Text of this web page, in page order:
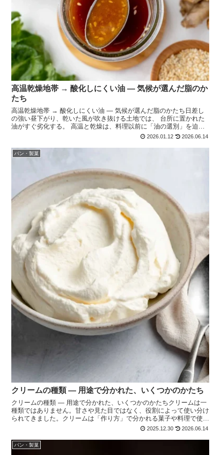
高温乾燥地帯 → 酸化しにくい油 ― 気候が選んだ脂のか
たち
高温乾燥地帯 → 酸化しにくい油 ― 気候が選んだ脂のかたち日差し
の強い昼下がり、乾いた風が吹き抜ける土地では、 台所に置かれた
油がすぐ劣化する。 高温と乾燥は、料理以前に「油の選別」を迫っ
てきました。なぜ「酸化しにくい油」が必要だったのか...
2026.01.12 2026.06.14
パン・製菓
クリームの種類 ― 用途で分かれた、いくつかのかたち
クリームの種類 ― 用途で分かれた、いくつかのかたちクリームは一
種類ではありません。甘さや見た目ではなく、役割によって使い分け
られてきました。クリームは「作り方」で分かれる菓子や料理で使わ
れるクリームは、 材料よりも作り方と使い道で分類され...
2025.12.30 2026.06.14
パン・製菓